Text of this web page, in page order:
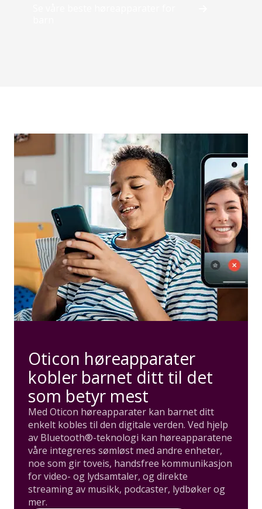
Oticon høreapparater
kobler barnet ditt til det
som betyr mest
Med Oticon høreapparater kan barnet ditt
enkelt kobles til den digitale verden. Ved hjelp
av Bluetooth®-teknologi kan høreapparatene
våre integreres sømløst med andre enheter,
noe som gir toveis, handsfree kommunikasjon
for video- og lydsamtaler, og direkte
streaming av musikk, podcaster, lydbøker og
mer.